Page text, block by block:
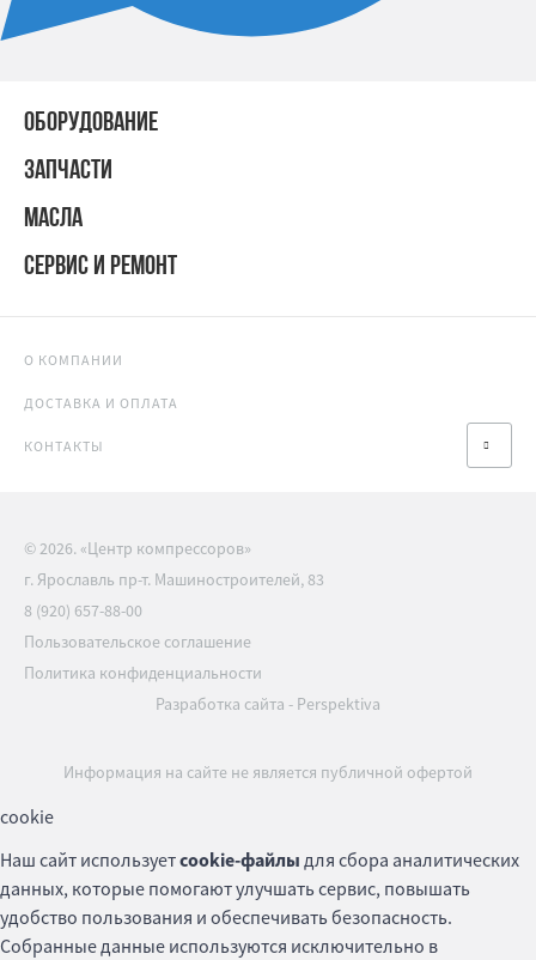
ОБОРУДОВАНИЕ
ЗАПЧАСТИ
МАСЛА
СЕРВИС И РЕМОНТ
О КОМПАНИИ
ДОСТАВКА И ОПЛАТА
КОНТАКТЫ
© 2026. «Центр компрессоров»
г. Ярославль пр-т. Машиностроителей, 83
8 (920) 657-88-00
Пользовательское соглашение
Политика конфиденциальности
Разработка сайта - Perspektiva
Информация на сайте не является публичной офертой
cookie
Наш сайт используетcookie-файлы для сбора аналитических
данных, которые помогают улучшать сервис, повышать
удобство пользования и обеспечивать безопасность.
Собранные данные используются исключительно в